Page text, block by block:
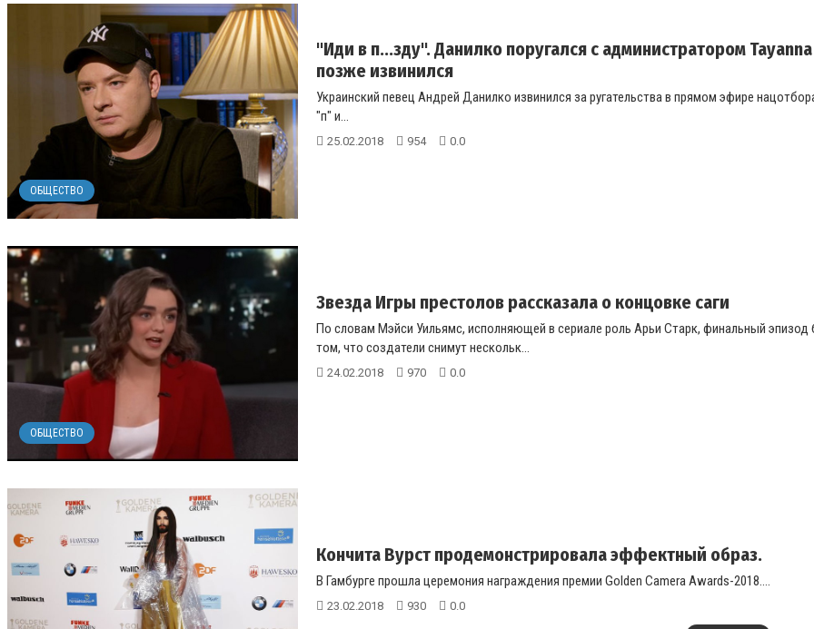
ОБЩЕСТВО
"Иди в п...зду". Данилко поругался с администратором
позже извинился
Украинский певец Андрей Данилко извинился за ругательства в прямом эфире
"п" и...
25.02.2018 954 0.0
ОБЩЕСТВО
Звезда Игры престолов рассказала о концовке саги
По словам Мэйси Уильямс, исполняющей в сериале роль Арьи Старк, финальный
том, что создатели снимут нескольк...
24.02.2018 970 0.0
Кончита Вурст продемонстрировала эффектный образ.
В Гамбурге прошла церемония награждения премии Golden Camera Awards-2018....
23.02.2018 930 0.0